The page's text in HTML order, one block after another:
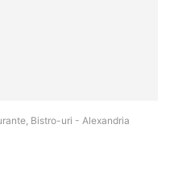
Bistro-uri - Alexandria